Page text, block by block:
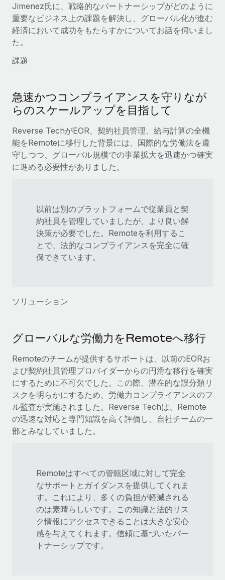
Jimenez氏に、戦略的なパートナーシップがどのように
重要なビジネス上の課題を解決し、グローバル化が進む
経済において成功をもたらすかについてお話を伺いまし
た。
課題
急速かつコンプライアンスを守りなが
らのスケールアップを目指して
Reverse TechがEOR、契約社員管理、給与計算の全機
能をRemoteに移行した背景には、国際的な労働法を遵
守しつつ、グローバル規模での事業拡大を迅速かつ確実
に進める必要性がありました。
以前は別のプラットフォームで従業員と契
約社員を管理していましたが、より良い解
決策が必要でした。Remoteを利用するこ
とで、法的なコンプライアンスを完全に確
保できています。
ソリューション
グローバルな労働力をRemoteへ移行
Remoteのチームが提供するサポートは、以前のEORお
よび契約社員管理プロバイダーからの円滑な移行を確実
にするために不可欠でした。この際、潜在的な誤分類リ
スクを明らかにするため、労働力コンプライアンスのフ
ル監査が実施されました。Reverse Techは、Remote
の迅速な対応と専門知識を高く評価し、自社チームの一
部とみなしていました。
Remoteはすべての管轄区域に対して完全
なサポートとガイダンスを提供してくれま
す。これにより、多くの負担が軽減される
のは素晴らしいです。この知識と法的リス
ク情報にアクセスできることは大きな安心
感を与えてくれます。信頼に基づいたパー
トナーシップです。